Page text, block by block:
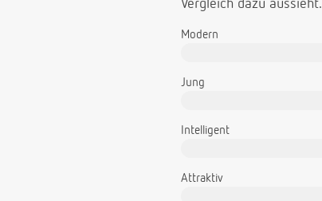
Vergleich dazu aussieht.
Modern
Jung
Intelligent
Attraktiv